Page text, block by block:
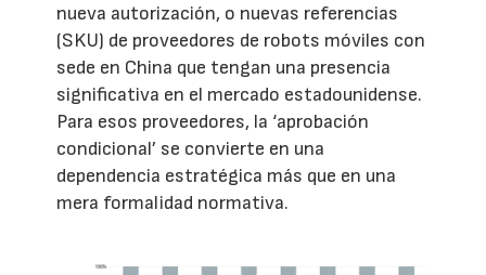
nueva autorización, o nuevas referencias
(SKU) de proveedores de robots móviles con
sede en China que tengan una presencia
significativa en el mercado estadounidense.
Para esos proveedores, la ‘aprobación
condicional’ se convierte en una
dependencia estratégica más que en una
mera formalidad normativa.